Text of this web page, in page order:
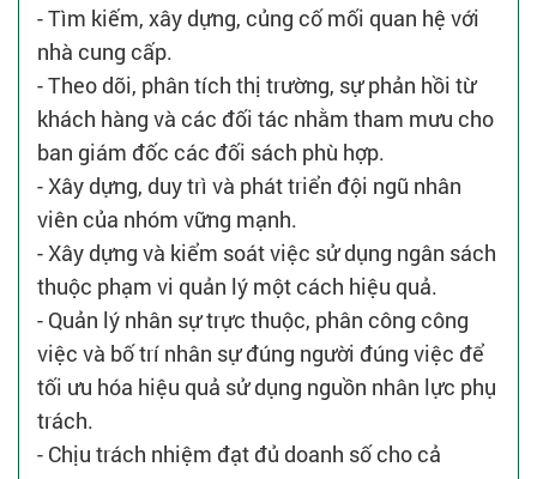
- Tìm kiếm, xây dựng, củng cố mối quan hệ với
nhà cung cấp.
- Theo dõi, phân tích thị trường, sự phản hồi từ
khách hàng và các đối tác nhằm tham mưu cho
ban giám đốc các đối sách phù hợp.
- Xây dựng, duy trì và phát triển đội ngũ nhân
viên của nhóm vững mạnh.
- Xây dựng và kiểm soát việc sử dụng ngân sách
thuộc phạm vi quản lý một cách hiệu quả.
- Quản lý nhân sự trực thuộc, phân công công
việc và bố trí nhân sự đúng người đúng việc để
tối ưu hóa hiệu quả sử dụng nguồn nhân lực phụ
trách.
- Chịu trách nhiệm đạt đủ doanh số cho cả